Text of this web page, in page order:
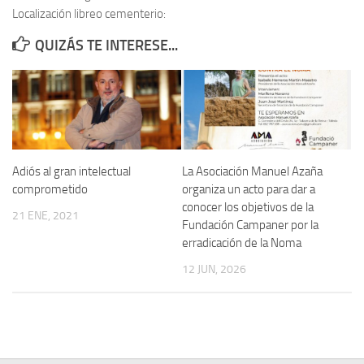
Memoria Histórica
Investigación previa de la represión en Talavera de la Reina (1937-
1947).
Informe Represión en Toledo 1936-1947 | Buscador
Informe de la fosa de abril de 1939 de Tembleque
Enciclopedia Republicana
Militantes históricos IR
Izquierda Republicana. Agrupaciones y Militantes (1934-1939)
Localización libreo cementerio:
QUIZÁS TE INTERESE...
Adiós al gran intelectual
comprometido
21 ENE, 2021
La Asociación Manuel Azaña
organiza un acto para dar a
conocer los objetivos de la
Fundación Campaner por la
erradicación de la Noma
12 JUN, 2026